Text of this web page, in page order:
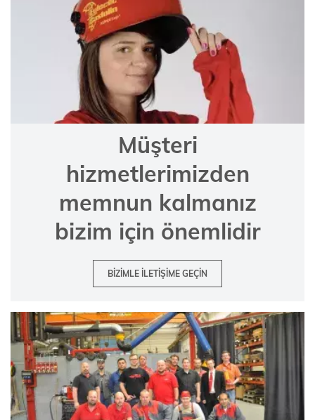
Müşteri
hizmetlerimizden
memnun kalmanız
bizim için önemlidir
BIZIMLE ILETIŞIME GEÇIN